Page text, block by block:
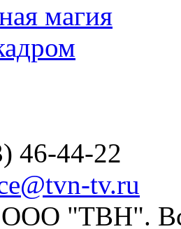
магия
46-44-22
tv.ru
ООО "ТВН".